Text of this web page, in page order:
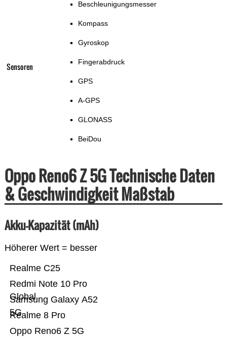
Sensoren
Beschleunigungsmesser
Kompass
Gyroskop
Fingerabdruck
GPS
A-GPS
GLONASS
BeiDou
Oppo Reno6 Z 5G Technische Daten
& Geschwindigkeit Maßstab
Akku-Kapazität (mAh)
Höherer Wert = besser
Oppo Reno6 Z 5G
Realme 8 Pro
Samsung Galaxy A52
5G
Redmi Note 10 Pro
Global
Realme C25